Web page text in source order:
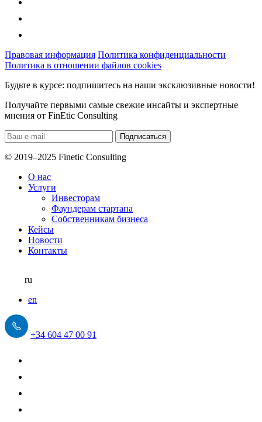
Правовая информация Политика конфиденциальности
Политика в отношении файлов cookies
Будьте в курсе: подпишитесь на наши эксклюзивные новости!
Получайте первыми самые свежие инсайты и экспертные
мнения от FinEtic Consulting
© 2019–2025 Finetic Consulting
О нас
Услуги
Инвесторам
Фаундерам стартапа
Собственникам бизнеса
Кейсы
Новости
Контакты
ru
en
+34 604 47 00 91